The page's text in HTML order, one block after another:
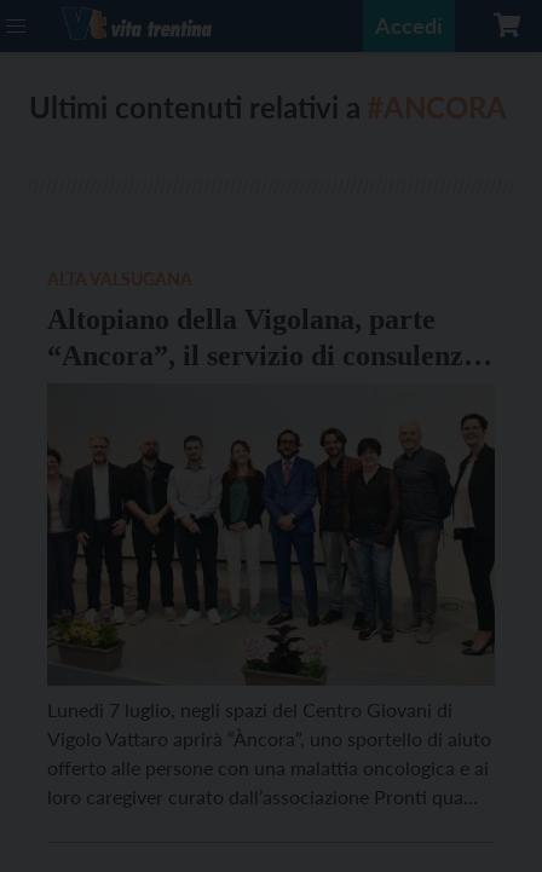
Accedi
Ultimi contenuti relativi a
Altopiano della Vigolana, parte
“Ancora”, il servizio di consulenza
oncologici e ai caregiver
Lunedì 7 luglio, negli spazi del Centro Giovani di
Vigolo Vattaro aprirà “Àncora”, uno sportello di aiuto
offerto alle persone con una malattia oncologica e ai
loro caregiver curato dall’associazione Pronti qua